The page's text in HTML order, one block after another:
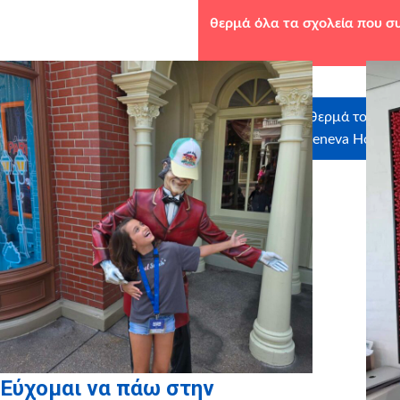
θερμά όλα τα σχολεία που
Ευχαριστούμε θερμά τους
Oriental, Geneva Ηotel,
Εύχομαι να πάω στην